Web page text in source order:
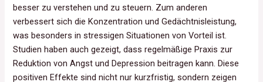
besser zu verstehen und zu steuern. Zum anderen
verbessert sich die Konzentration und Gedächtnisleistung,
was besonders in stressigen Situationen von Vorteil ist.
Studien haben auch gezeigt, dass regelmäßige Praxis zur
Reduktion von Angst und Depression beitragen kann. Diese
positiven Effekte sind nicht nur kurzfristig, sondern zeigen